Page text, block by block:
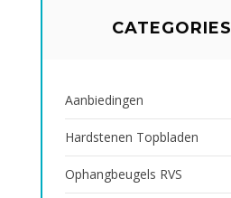
CATEGORIES
Aanbiedingen
Hardstenen Topbladen
Ophangbeugels RVS